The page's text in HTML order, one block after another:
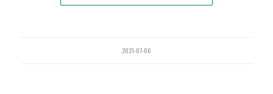
2021-07-06